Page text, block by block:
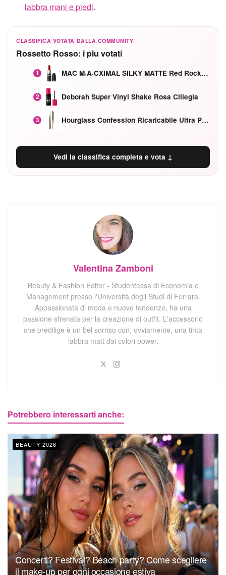
labbra mani e piedi.
CLASSIFICA VOTATA DALLA COMMUNITY
Rossetto Rosso: i piu votati
1 MAC M·A·CXIMAL SILKY MATTE Red Rock mat
2 Deborah Super Vinyl Shake Rosa Ciliegia
3 Hourglass Confession Ricaricabile Ultra Preciso Ad Alta Intensità Secretly Classic Red
Vedi la classifica completa e vota ↓
Valentina Zamboni
Beauty & Fashion Editor - Studentessa di Economia e
Management presso l'Università degli Studi di Ferrara.
Appassionata di moda e nuove tendenze, ha una
passione sfrenata per la creazione di outfit. L'accessorio
che predilige è un bel sorriso con, ovviamente, una tinta
labbra matt dai colori power.
Potrebbero interessarti anche:
BEAUTY 2026
Concerti? Festival? Beach party? Come scegliere
il make-up per ogni occasione estiva